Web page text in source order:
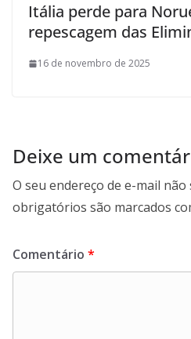
Itália perde para
repescagem das
16 de novembro de 2025
Deixe um
O seu endereço de e-mail não
obrigatórios são marcados
Comentário *